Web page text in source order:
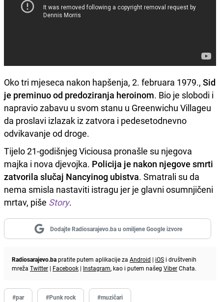
Oko tri mjeseca nakon hapšenja, 2. februara 1979., Sid
je preminuo od predoziranja heroinom. Bio je slobodi i
napravio zabavu u svom stanu u Greenwichu Villageu
da proslavi izlazak iz zatvora i pedesetodnevno
odvikavanje od droge.
Tijelo 21-godišnjeg Viciousa pronašle su njegova
majka i nova djevojka. Policija je nakon njegove smrti
zatvorila slučaj Nancyinog ubistva. Smatrali su da
nema smisla nastaviti istragu jer je glavni osumnjičeni
mrtav, piše Story.
Dodajte Radiosarajevo.ba u omiljene Google izvore
Radiosarajevo.bapratite putem aplikacije za Android | iOS i društvenih
mreža Twitter | Facebook | Instagram, kao i putem našeg ViberChata.
#par #Punk rock #muzičari